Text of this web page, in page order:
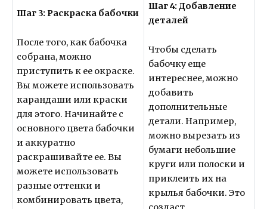
Шаг 3: Раскраска бабочки
После того, как бабочка
собрана, можно
приступить к ее окраске.
Вы можете использовать
карандаши или краски
для этого. Начинайте с
основного цвета бабочки
и аккуратно
раскрашивайте ее. Вы
можете использовать
разные оттенки и
комбинировать цвета,
Шаг 4: Добавление
деталей
Чтобы сделать
бабочку еще
интереснее, можно
добавить
дополнительные
детали. Например,
можно вырезать из
бумаги небольшие
круги или полоски и
приклеить их на
крылья бабочки. Это